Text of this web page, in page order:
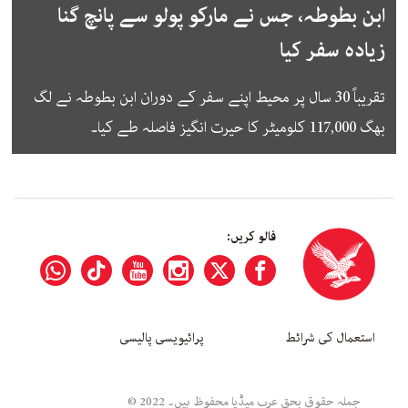
ابن بطوطہ، جس نے مارکو پولو سے پانچ گنا
زیادہ سفر کیا
تقریباً 30 سال پر محیط اپنے سفر کے دوران ابن بطوطہ نے لگ
بھگ 117,000 کلومیٹر کا حیرت انگیز فاصلہ طے کیا۔
فالو کریں:
استعمال کی شرائط پرائیویسی پالیسی
جملہ حقوق بحق عرب میڈیا محفوظ ہیں۔ 2022 ©